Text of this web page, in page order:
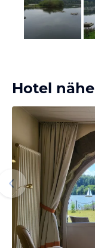
von Claudia
Hotel